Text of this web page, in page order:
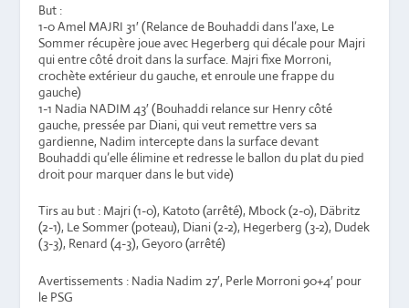
But :
1-0 Amel MAJRI 31′(Relance de Bouhaddi dans l’axe, Le
Sommer récupère joue avec Hegerberg qui décale pour Majri
qui entre côté droit dans la surface. Majri fixe Morroni,
crochète extérieur du gauche, et enroule une frappe du
gauche)
1-1 Nadia NADIM 43′(Bouhaddi relance sur Henry côté
gauche, pressée par Diani, qui veut remettre vers sa
gardienne, Nadim intercepte dans la surface devant
Bouhaddi qu’elle élimine et redresse le ballon du plat du pied
droit pour marquer dans le but vide)
Tirs au but : Majri (1-0), Katoto (arrêté), Mbock (2-0), Däbritz
(2-1), Le Sommer (poteau), Diani (2-2), Hegerberg (3-2), Dudek
(3-3), Renard (4-3), Geyoro (arrêté)
Avertissements : Nadia Nadim 27′, Perle Morroni 90+4′ pour
le PSG